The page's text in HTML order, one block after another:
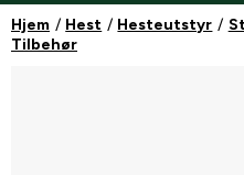
Hjem Hest Hesteutstyr
Tilbehør